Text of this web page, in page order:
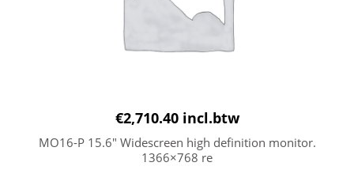
€2,710.40 incl.btw
MO16-P 15.6″ Widescreen high definition monitor.
1366×768 re